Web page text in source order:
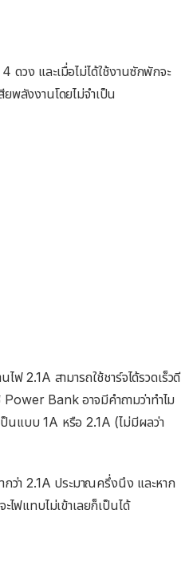
ดวง และเมื่อไม่ได้ใช้งานซักพักจะ
พลังงานโดยไม่จำเป็น
2.1A สามารถใช้ชาร์จได้รวดเร็วดี
Bank อาจมีคำถามว่าทำไม
นแบบ 1A หรือ 2.1A (ไม่มีผลว่า
กว่า 2.1A ประมาณครึ่งนึง และหาก
ไฟแทบไม่เข้าเลยก็เป็นได้